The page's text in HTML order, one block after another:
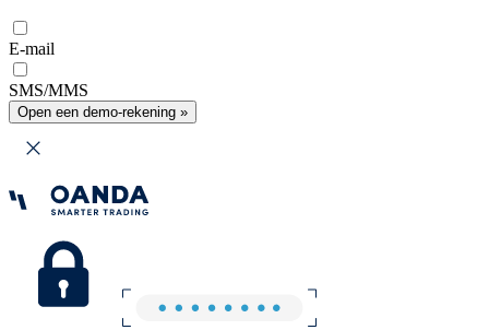
E-mail
SMS/MMS
Open een demo-rekening »